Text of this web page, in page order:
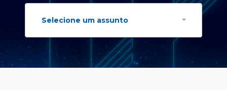
Selecione um assunto